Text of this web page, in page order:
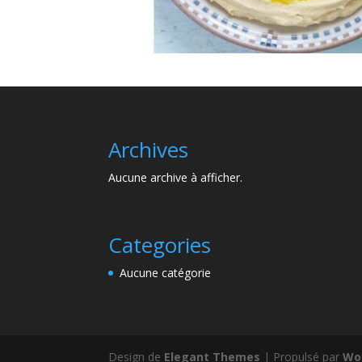
Archives
Aucune archive à afficher.
Categories
Aucune catégorie
Design de Elegant Themes | Propulsé par